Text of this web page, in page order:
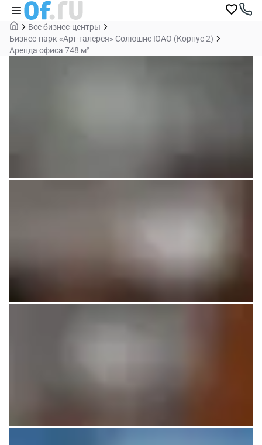
Все бизнес-центры
Бизнес-парк «Арт-галерея» Солюшнс ЮАО (Корпус 2)
Аренда офиса 748 м²